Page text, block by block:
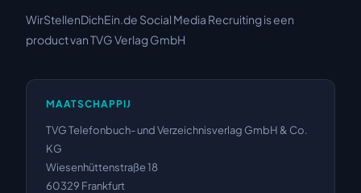
WirStellenDichEin.de Social Media Recruiting is een
product van TVG Verlag GmbH
MAATSCHAPPIJ
TVG Telefonbuch- und Verzeichnisverlag GmbH & Co.
KG
Wiesenhüttenstraße 18
60329 Frankfurt